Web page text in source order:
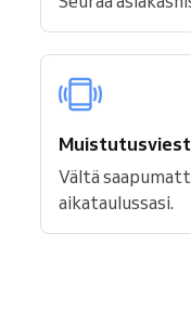
Vältä
aikataulussasi.